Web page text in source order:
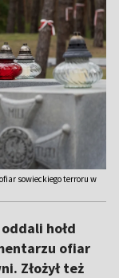
sowieckiego terroru w
hołd
ofiar
Złożył też